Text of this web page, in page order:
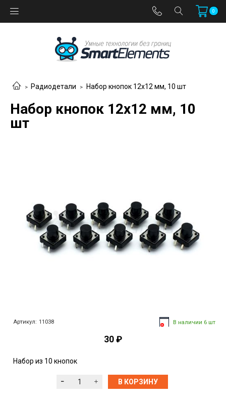
0
Радиодетали Набор кнопок 12х12 мм, 10 шт
Набор кнопок 12х12 мм, 10
шт
Артикул: 11038 В наличии 6 шт
30 ₽
Набор из 10 кнопок
В КОРЗИНУ